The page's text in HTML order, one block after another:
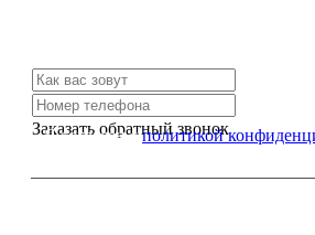
Заказать обратный звонок
Я согласен сполитикой